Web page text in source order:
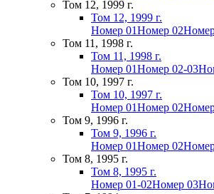
Том 12, 1999 г.
Том 12, 1999 г.
Номер 01Номер 02
Том 11, 1998 г.
Том 11, 1998 г.
Номер 01Номер 02-03
Том 10, 1997 г.
Том 10, 1997 г.
Номер 01Номер 02
Том 9, 1996 г.
Том 9, 1996 г.
Номер 01Номер 02
Том 8, 1995 г.
Том 8, 1995 г.
Номер 01-02Номер 03